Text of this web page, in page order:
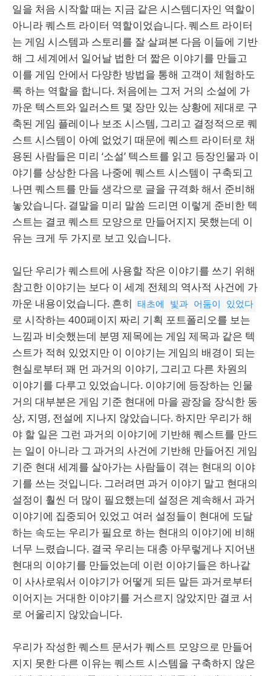
일을 처음 시작할 때는 지금 같은 시스템디자인 역할이
아니라 퀘스트 라이터 역할이었습니다. 퀘스트 라이터
는 게임 시스템과 스토리를 잘 살펴본 다음 이들에 기반
해 그 세계에서 일어날 법한 더 짧은 이야기를 만들고
이를 게임 안에서 다양한 방법을 통해 고객이 체험하도
록 하는 역할을 합니다. 처음에는 그저 거의 소설에 가
까운 텍스트와 일러스트 몇 장만 있는 상황에 제대로 구
축된 게임 플레이나 보조 시스템, 그리고 결정적으로 퀘
스트 시스템이 아예 없었기 때문에 퀘스트 라이터로 채
용된 사람들은 미리 ‘소설’ 텍스트를 읽고 등장인물과 이
야기를 상상한 다음 나중에 퀘스트 시스템이 구축되고
나면 퀘스트를 만들 생각으로 글을 규격화 해서 준비해
놓았습니다. 결말을 미리 말씀 드리면 이렇게 준비한 텍
스트는 결코 퀘스트 모양으로 만들어지지 못했는데 이
유는 크게 두 가지로 보고 있습니다.
일단 우리가 퀘스트에 사용할 작은 이야기를 쓰기 위해
참고한 이야기는 보다 이 세계 전체의 역사적 사건에 가
까운 내용이었습니다. 흔히 태초에 빛과 어둠이 있었다
로 시작하는 400페이지 짜리 기획 포트폴리오를 보는
느낌과 비슷했는데 분명 제목에는 게임 제목과 같은 텍
스트가 적혀 있었지만 이 이야기는 게임의 배경이 되는
현실로부터 꽤 먼 과거의 이야기, 그리고 다른 차원의
이야기를 다루고 있었습니다. 이야기에 등장하는 인물
거의 대부분은 게임 기준 현대에 마을 광장을 장식한 동
상, 지명, 전설에 지나지 않았습니다. 하지만 우리가 해
야 할 일은 그런 과거의 이야기에 기반해 퀘스트를 만드
는 일이 아니라 그 과거의 사건에 기반해 만들어진 게임
기준 현대 세계를 살아가는 사람들이 겪는 현대의 이야
기를 쓰는 것입니다. 그러려면 과거 이야기 말고 현대의
설정이 훨씬 더 많이 필요했는데 설정은 계속해서 과거
이야기에 집중되어 있었고 여러 설정들이 현대에 도달
하는 속도는 우리가 필요로 하는 현대의 이야기에 비해
너무 느렸습니다. 결국 우리는 대충 아무렇게나 지어낸
현대의 이야기를 만들었는데 이런 이야기들은 하나같
이 사사로워서 이야기가 어떻게 되든 말든 과거로부터
이어지는 거대한 이야기를 거스르지 않았지만 결코 서
로 어울리지 않았습니다.
우리가 작성한 퀘스트 문서가 퀘스트 모양으로 만들어
지지 못한 다른 이유는 퀘스트 시스템을 구축하지 않은